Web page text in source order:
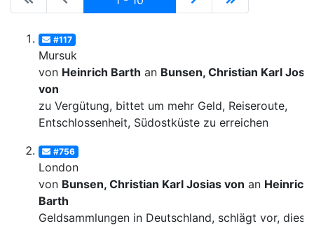
#117
Mursuk
von Heinrich Barth an Bunsen, Christian Karl
von
zu Vergütung, bittet um mehr Geld, Reiseroute,
Entschlossenheit, Südostküste zu erreichen
#756
London
von Bunsen, Christian Karl Josias von an Heinrich
Barth
Geldsammlungen in Deutschland, schlägt vor, diese